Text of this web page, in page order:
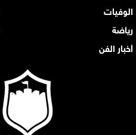
الوفيات
رياضة
أخبار الفن